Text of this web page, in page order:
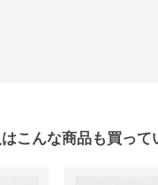
こんな商品も買って